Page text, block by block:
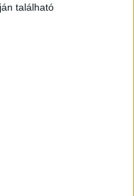
találhatóbírságot